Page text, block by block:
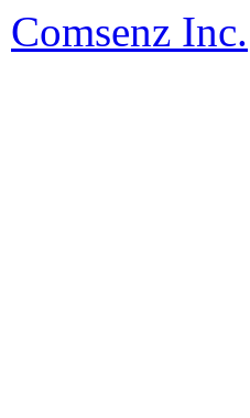
Comsenz Inc.